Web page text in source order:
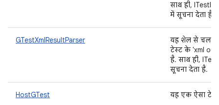
साथ ही,
में सूचना देता है.
GTestXmlResultParser
यह शेल से चलने
टेस्ट के 'xml
है. साथ ही,
सूचना देता है.
HostGTest यह एक ऐसा